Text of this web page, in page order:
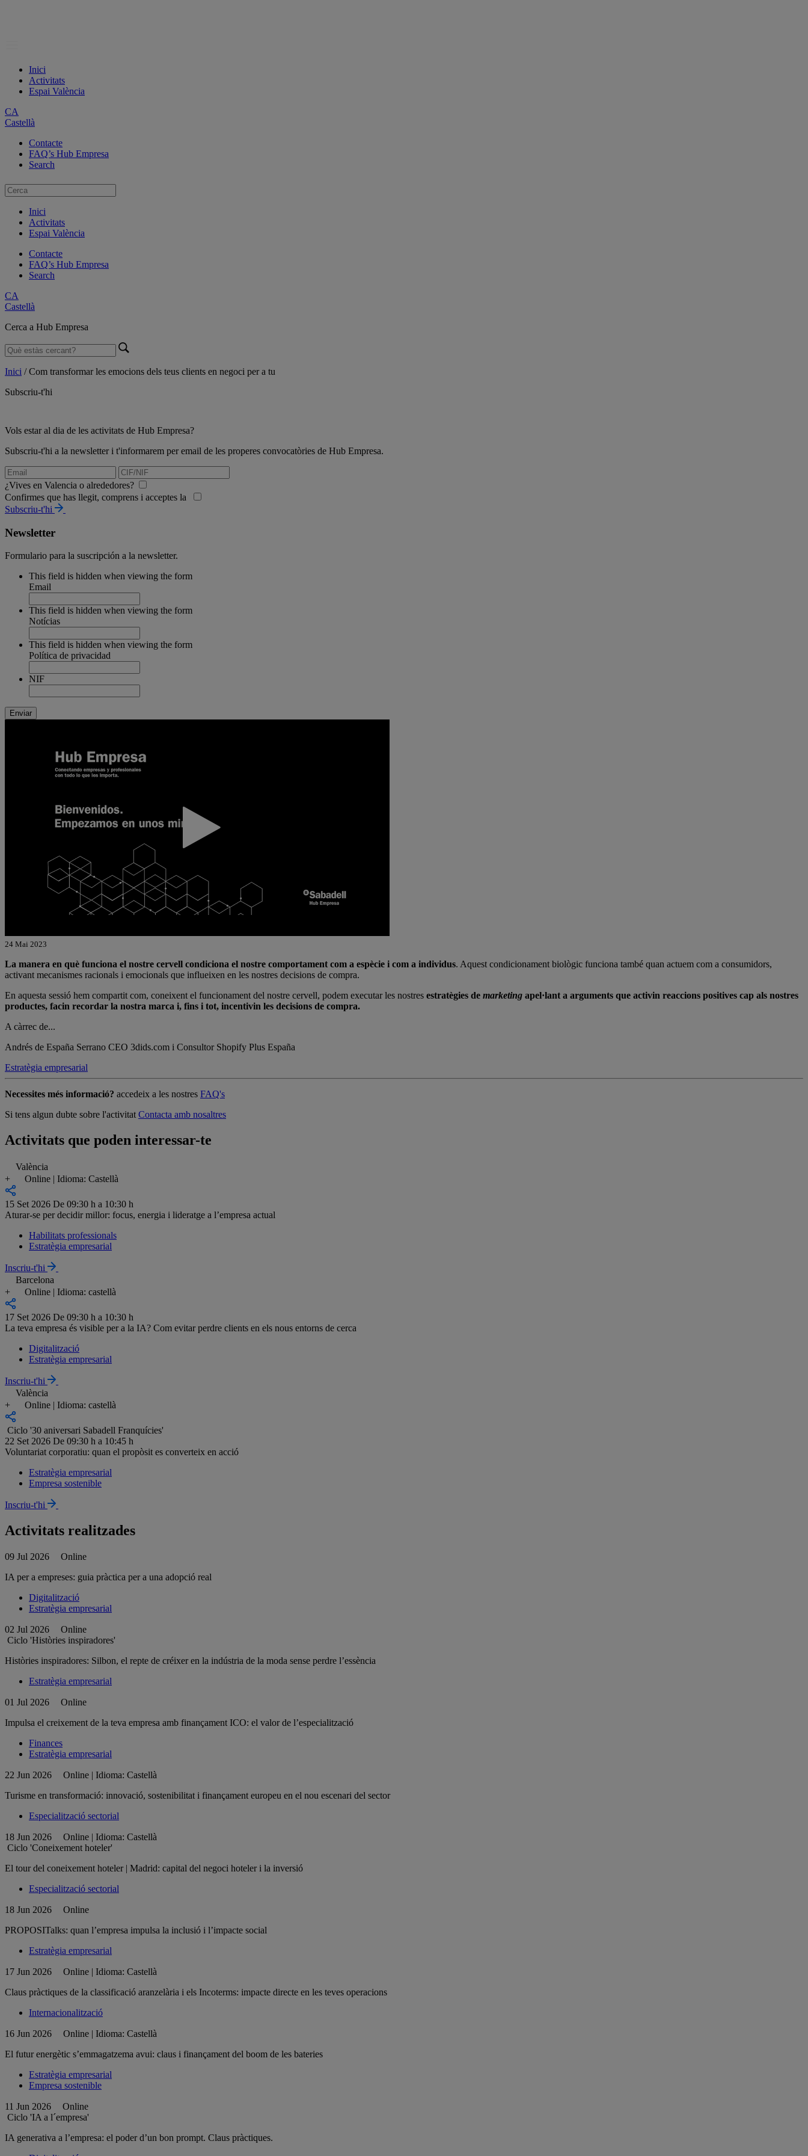
Inici
Activitats
Espai València
CA
Castellà
Contacte
FAQ’s Hub Empresa
Search
Inici
Activitats
Espai València
Contacte
FAQ’s Hub Empresa
Search
CA
Castellà
Cerca a Hub Empresa
Inici /Com transformar les emocions dels teus clients en negoci per a tu
Subscriu-t'hi
Vols estar al dia de les activitats de Hub Empresa?
Subscriu-t'hi a la newsletter i t'informarem per email de les properes convocatòries de Hub Empresa.
¿Vives en Valencia o alrededores?
Confirmes que has llegit, comprens i acceptes la
Subscriu-t'hi
Newsletter
Formulario para la suscripción a la newsletter.
This field is hidden when viewing the form
Email
This field is hidden when viewing the form
Notícias
This field is hidden when viewing the form
Política de privacidad
NIF
24 Mai 2023
La manera en què funciona el nostre cervell condiciona el nostre comportament com a espècie i com a individus. Aquest condicionament biològic funciona també quan actuem com a consumidors,
activant mecanismes racionals i emocionals que influeixen en les nostres decisions de compra.
En aquesta sessió hem compartit com, coneixent el funcionament del nostre cervell, podem executar les nostres estratègies de marketing apel·lant a arguments que activin reaccions positives cap als nostres
productes, facin recordar la nostra marca i, fins i tot, incentivin les decisions de compra.
A càrrec de...
Andrés de España Serrano CEO 3dids.com i Consultor Shopify Plus España
Estratègia empresarial
Necessites més informació? accedeix a les nostres FAQ's
Si tens algun dubte sobre l'activitat Contacta amb nosaltres
Activitats que poden interessar-te
València
+
Online | Idioma: Castellà
15 Set 2026 De 09:30 h a 10:30 h
Aturar-se per decidir millor: focus, energia i lideratge a l’empresa actual
Habilitats professionals
Estratègia empresarial
Inscriu-t'hi
Barcelona
+
Online | Idioma: castellà
17 Set 2026 De 09:30 h a 10:30 h
La teva empresa és visible per a la IA? Com evitar perdre clients en els nous entorns de cerca
Digitalització
Estratègia empresarial
Inscriu-t'hi
València
+
Online | Idioma: castellà
Ciclo '30 aniversari Sabadell Franquícies'
22 Set 2026 De 09:30 h a 10:45 h
Voluntariat corporatiu: quan el propòsit es converteix en acció
Estratègia empresarial
Empresa sostenible
Inscriu-t'hi
Activitats realitzades
09 Jul 2026
Online
IA per a empreses: guia pràctica per a una adopció real
Digitalització
Estratègia empresarial
02 Jul 2026
Online
Ciclo 'Històries inspiradores'
Històries inspiradores: Silbon, el repte de créixer en la indústria de la moda sense perdre l’essència
Estratègia empresarial
01 Jul 2026
Online
Impulsa el creixement de la teva empresa amb finançament ICO: el valor de l’especialització
Finances
Estratègia empresarial
22 Jun 2026
Online | Idioma: Castellà
Turisme en transformació: innovació, sostenibilitat i finançament europeu en el nou escenari del sector
Especialització sectorial
18 Jun 2026
Online | Idioma: Castellà
Ciclo 'Coneixement hoteler'
El tour del coneixement hoteler | Madrid: capital del negoci hoteler i la inversió
Especialització sectorial
18 Jun 2026
Online
PROPOSITalks: quan l’empresa impulsa la inclusió i l’impacte social
Estratègia empresarial
17 Jun 2026
Online | Idioma: Castellà
Claus pràctiques de la classificació aranzelària i els Incoterms: impacte directe en les teves operacions
Internacionalització
16 Jun 2026
Online | Idioma: Castellà
El futur energètic s’emmagatzema avui: claus i finançament del boom de les bateries
Estratègia empresarial
Empresa sostenible
11 Jun 2026
Online
Ciclo 'IA a l´empresa'
IA generativa a l’empresa: el poder d’un bon prompt. Claus pràctiques.